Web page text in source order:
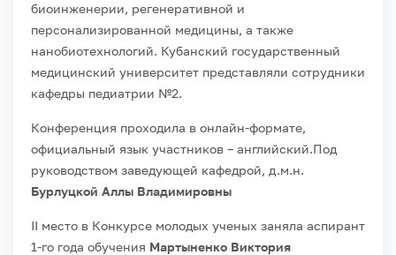
биоинженерии, регенеративной и
персонализированной медицины, а также
нанобиотехнологий. Кубанский государственный
медицинский университет представляли сотрудники
кафедры педиатрии №2.
Конференция проходила в онлайн-формате,
официальный язык участников – английский.Под
руководством заведующей кафедрой, д.м.н.
Бурлуцкой Аллы Владимировны
II место в Конкурсе молодых ученых заняла аспирант
1-го года обучения Мартыненко Виктория